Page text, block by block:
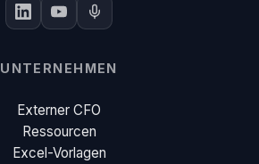
UNTERNEHMEN
Externer CFO
Ressourcen
Excel-Vorlagen